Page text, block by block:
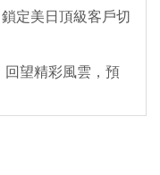
定美日頂級客戶切
望精彩風雲，預